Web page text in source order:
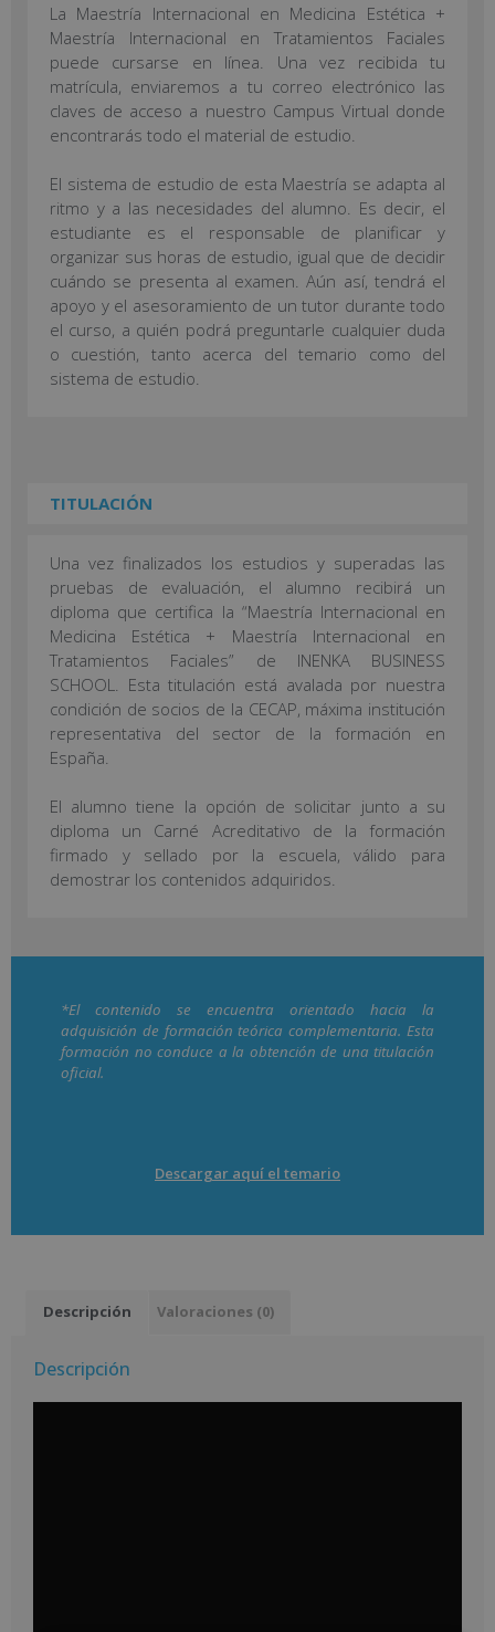
La Maestría Internacional en Medicina Estética +
Maestría Internacional en Tratamientos Faciales
puede cursarse en línea. Una vez recibida tu
matrícula, enviaremos a tu correo electrónico las
claves de acceso a nuestro Campus Virtual donde
encontrarás todo el material de estudio.
El sistema de estudio de esta Maestría se adapta al
ritmo y a las necesidades del alumno. Es decir, el
estudiante es el responsable de planificar y
organizar sus horas de estudio, igual que de decidir
cuándo se presenta al examen. Aún así, tendrá el
apoyo y el asesoramiento de un tutor durante todo
el curso, a quién podrá preguntarle cualquier duda
o cuestión, tanto acerca del temario como del
sistema de estudio.
TITULACIÓN
Una vez finalizados los estudios y superadas las
pruebas de evaluación, el alumno recibirá un
diploma que certifica la “Maestría Internacional en
Medicina Estética + Maestría Internacional en
Tratamientos Faciales” de INENKA BUSINESS
SCHOOL. Esta titulación está avalada por nuestra
condición de socios de la CECAP, máxima institución
representativa del sector de la formación en
España.
El alumno tiene la opción de solicitar junto a su
diploma un Carné Acreditativo de la formación
firmado y sellado por la escuela, válido para
demostrar los contenidos adquiridos.
*El contenido se encuentra orientado hacia la
adquisición de formación teórica complementaria. Esta
formación no conduce a la obtención de una titulación
oficial.
Descargar aquí el temario
Descripción Valoraciones (0)
Descripción